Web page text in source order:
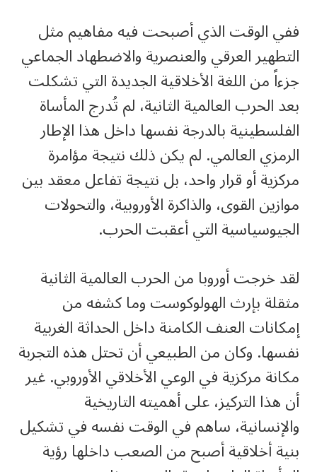
ففي الوقت الذي أصبحت فيه مفاهيم مثل
التطهير العرقي والعنصرية والاضطهاد الجماعي
جزءاً من اللغة الأخلاقية الجديدة التي تشكلت
بعد الحرب العالمية الثانية، لم تُدرج المأساة
الفلسطينية بالدرجة نفسها داخل هذا الإطار
الرمزي العالمي. لم يكن ذلك نتيجة مؤامرة
مركزية أو قرار واحد، بل نتيجة تفاعل معقد بين
موازين القوى، والذاكرة الأوروبية، والتحولات
الجيوسياسية التي أعقبت الحرب.
لقد خرجت أوروبا من الحرب العالمية الثانية
مثقلة بإرث الهولوكوست وما كشفه من
إمكانات العنف الكامنة داخل الحداثة الغربية
نفسها. وكان من الطبيعي أن تحتل هذه التجربة
مكانة مركزية في الوعي الأخلاقي الأوروبي. غير
أن هذا التركيز، على أهميته التاريخية
والإنسانية، ساهم في الوقت نفسه في تشكيل
بنية أخلاقية أصبح من الصعب داخلها رؤية